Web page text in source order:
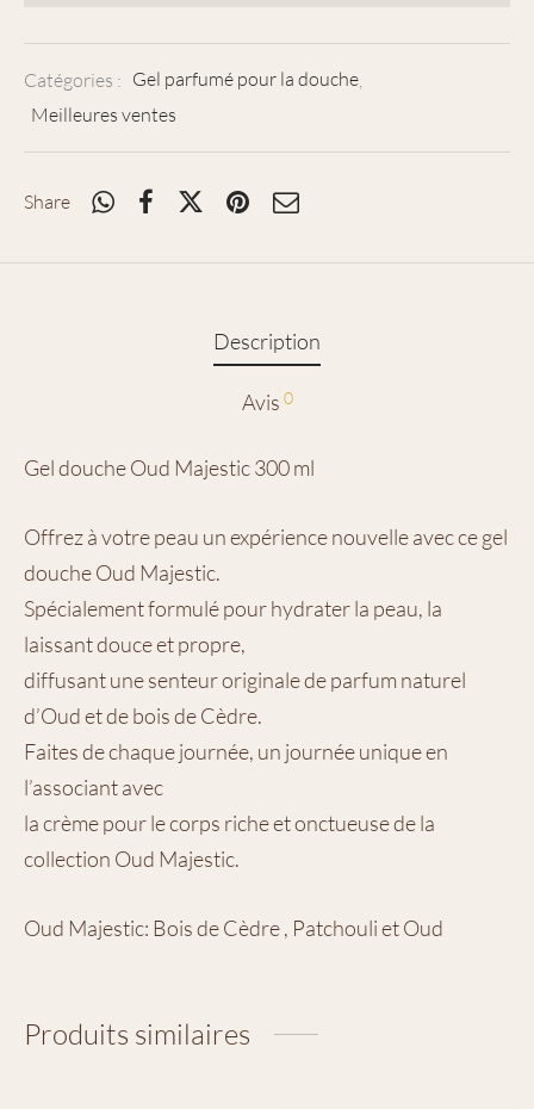
Catégories : Gel parfumé pour la douche
Meilleures ventes
Share
Description
Avis 0
Gel douche Oud Majestic 300 ml
Offrez à votre peau un expérience nouvelle avec ce gel
douche Oud Majestic.
Spécialement formulé pour hydrater la peau, la
laissant douce et propre,
diffusant une senteur originale de parfum naturel
d’Oud et de bois de Cèdre.
Faites de chaque journée, un journée unique en
l’associant avec
la crème pour le corps riche et onctueuse de la
collection Oud Majestic.
Oud Majestic: Bois de Cèdre , Patchouli et Oud
Produits similaires